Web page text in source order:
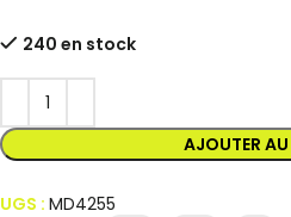
240 en stock
AJOUTER AU
UGS : MD4255